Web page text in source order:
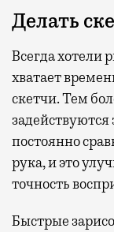
Делать
Всегда хотели
хватает
скетчи. Тем
задействуются
постоянно
рука, и это
точность
Быстрые